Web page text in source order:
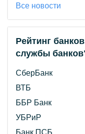
Все новости
Рейтинг
службы
СберБанк
ВТБ
ББР Банк
УБРиР